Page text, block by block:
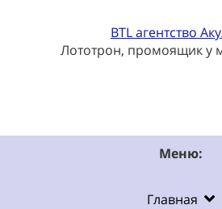
BTL агентство
Лототрон, промоящик у
Меню:
Главная